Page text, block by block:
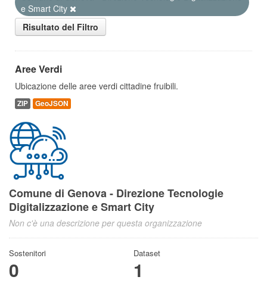
e Smart City
Risultato del Filtro
Aree Verdi
Ubicazione delle aree verdi cittadine fruibili.
ZIP GeoJSON
Comune di Genova - Direzione Tecnologie
Digitalizzazione e Smart City
Non c'è una descrizione per questa organizzazione
Sostenitori
0
Dataset
1